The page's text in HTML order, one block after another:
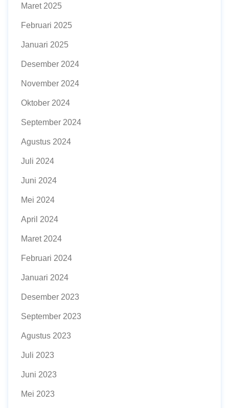
Maret 2025
Februari 2025
Januari 2025
Desember 2024
November 2024
Oktober 2024
September 2024
Agustus 2024
Juli 2024
Juni 2024
Mei 2024
April 2024
Maret 2024
Februari 2024
Januari 2024
Desember 2023
September 2023
Agustus 2023
Juli 2023
Juni 2023
Mei 2023